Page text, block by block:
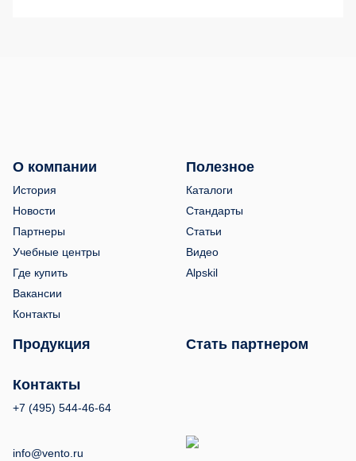
О компании
История
Новости
Партнеры
Учебные центры
Где купить
Вакансии
Контакты
Полезное
Каталоги
Стандарты
Статьи
Видео
Alpskil
Продукция Стать партнером
Контакты
+7 (495) 544-46-64
info@vento.ru